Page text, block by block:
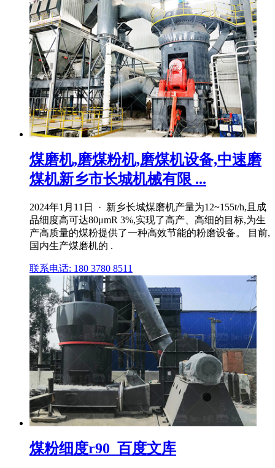
煤磨机,磨煤粉机,磨煤机设备,中速磨
煤机新乡市长城机械有限 ...
2024年1月11日 · 新乡长城煤磨机产量为12~155t/h,且成
品细度高可达80μmR 3%,实现了高产、高细的目标,为生
产高质量的煤粉提供了一种高效节能的粉磨设备。 目前,
国内生产煤磨机的 .
联系电话: 180 3780 8511
煤粉细度r90_百度文库